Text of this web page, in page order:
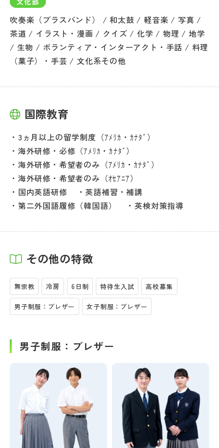
吹奏楽（ブラスバンド） / 和太鼓 / 軽音楽 / 写真 /
茶道 / イラスト・漫画 / クイズ / 化学 / 物理 / 地学
/ 生物 / ボランティア・インターアクト・手話 / 料理
（菓子）・手芸 / 文化系その他
国際教育
3ヵ月以上の留学制度（ｱﾒﾘｶ・ｶﾅﾀﾞ）
海外研修・必修（ｱﾒﾘｶ・ｶﾅﾀﾞ）
海外研修・希望者のみ（ｱﾒﾘｶ・ｶﾅﾀﾞ）
海外研修・希望者のみ（ｵｾｱﾆｱ）
国内英語研修
英語補習・補講
第二外国語履修（韓国語）
英検対策指導
その他の特徴
無宗教 冷房 6日制 特待生入試 高校募集
男子制服：ブレザー 女子制服：ブレザー
男子制服：ブレザー